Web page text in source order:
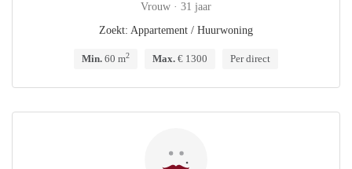
Vrouw · 31 jaar
Zoekt: Appartement / Huurwoning
Min. 60 m2 Max. € 1300 Per direct